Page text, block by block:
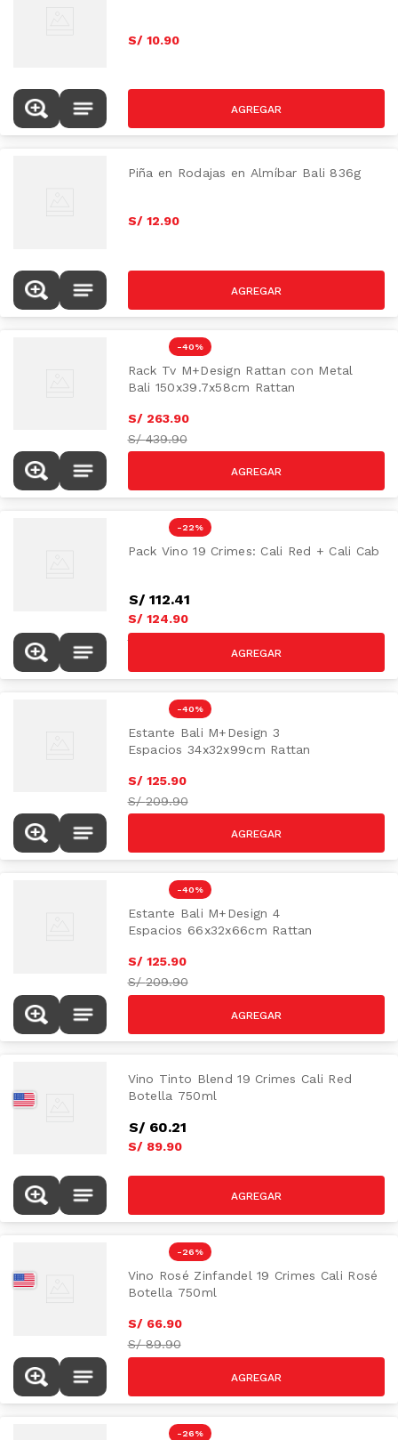
S/ 10.90
Piña en Rodajas en Almíbar Bali 836g
S/ 12.90
-40 %
Rack Tv M+Design Rattan con Metal
Bali 150x39.7x58cm Rattan
S/ 263.90
S/439.90
-22 %
Pack Vino 19 Crimes: Cali Red + Cali Cab
S/ 112.41
S/ 124.90
S/
-40 %
Estante Bali M+Design 3
Espacios 34x32x99cm Rattan
S/ 125.90
S/209.90
-40 %
Estante Bali M+Design 4
Espacios 66x32x66cm Rattan
S/ 125.90
S/209.90
Vino Tinto Blend 19 Crimes Cali Red
Botella 750ml
S/ 60.21
S/ 89.90
-26 %
Vino Rosé Zinfandel 19 Crimes Cali Rosé
Botella 750ml
S/ 66.90
S/89.90
-26 %